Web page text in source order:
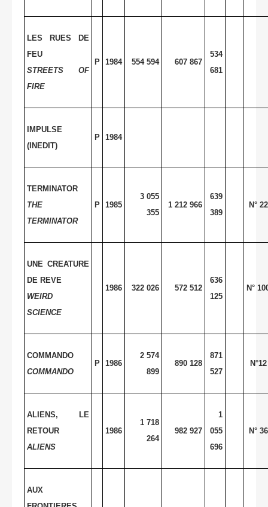
LES RUES DE
FEU
STREETS OF
FIRE
P 1984 554 594 607 867
534
681
IMPULSE
(INEDIT)
P 1984
TERMINATOR
THE
TERMINATOR
P 1985
3 055
355
1 212 966
639
389
N° 22
UNE CREATURE
DE REVE
WEIRD
SCIENCE
1986 322 026 572 512
636
125
N°
COMMANDO
COMMANDO
P 1986
2 574
899
890 128
871
527
N°12
ALIENS, LE
RETOUR
ALIENS
1986
1 718
264
982 927
1
055
696
N° 36
AUX